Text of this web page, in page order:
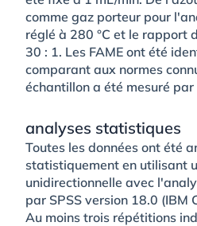
comme gaz porteur pour
réglé à 280 °C et le rapport
30 : 1. Les FAME ont été
comparant aux normes
échantillon a été mesuré
analyses statistiques
Toutes les données ont été
statistiquement en utilisant
unidirectionnelle avec
par SPSS version 18.0 (IBM
Au moins trois répétitions